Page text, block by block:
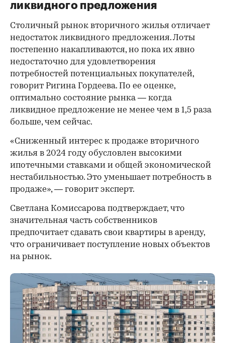
ликвидного предложения
Столичный рынок вторичного жилья отличает
недостаток ликвидного предложения. Лоты
постепенно накапливаются, но пока их явно
недостаточно для удовлетворения
потребностей потенциальных покупателей,
говорит Ригина Гордеева. По ее оценке,
оптимально состояние рынка — когда
ликвидное предложение не менее чем в 1,5 раза
больше, чем сейчас.
«Сниженный интерес к продаже вторичного
жилья в 2024 году обусловлен высокими
ипотечными ставками и общей экономической
нестабильностью. Это уменьшает потребность в
продаже», — говорит эксперт.
Светлана Комиссарова подтверждает, что
значительная часть собственников
предпочитает сдавать свои квартиры в аренду,
что ограничивает поступление новых объектов
на рынок.